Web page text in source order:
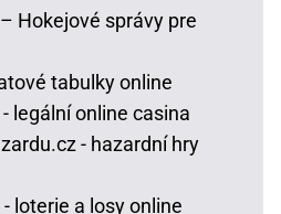
Hokejové správy pre
tabulky online
legální online casina
- hazardní hry
loterie a losy online